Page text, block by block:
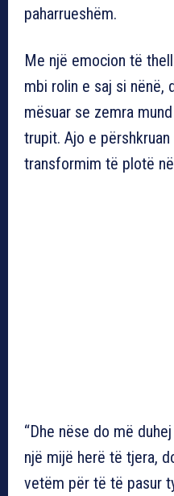
paharrueshëm.
Me një emocion të
mbi rolin e saj si nënë,
mësuar se zemra
trupit. Ajo e
transformim të plotë
“Dhe nëse do më
një mijë herë të tjera,
vetëm për të të pasur